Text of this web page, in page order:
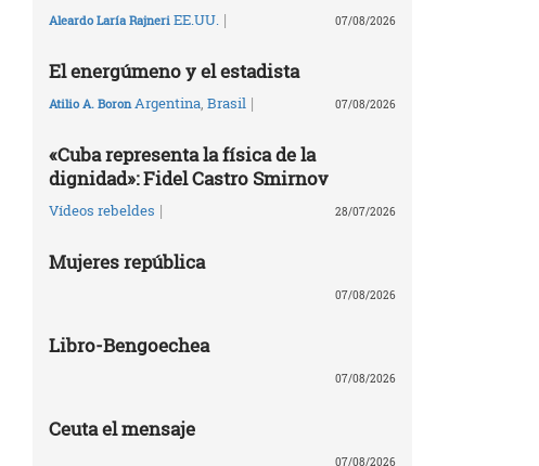
Aleardo Laría Rajneri EE.UU. | 07/08/2026
El energúmeno y el estadista
Atilio A. Boron Argentina Brasil | 07/08/2026
«Cuba representa la física de la
dignidad»: Fidel Castro Smirnov
Vídeos rebeldes | 28/07/2026
Mujeres república
07/08/2026
Libro-Bengoechea
07/08/2026
Ceuta el mensaje
07/08/2026